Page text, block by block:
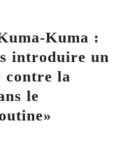
Kuma :
introduire un
contre la
le